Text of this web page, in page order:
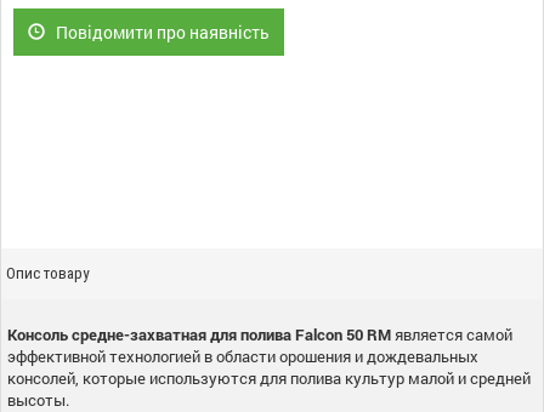
Повідомити про наявність
Опис товару
Консоль средне-захватная для полива Falcon 50 RM является самой
эффективной технологией в области орошения и дождевальных
консолей, которые используются для полива культур малой и средней
высоты.